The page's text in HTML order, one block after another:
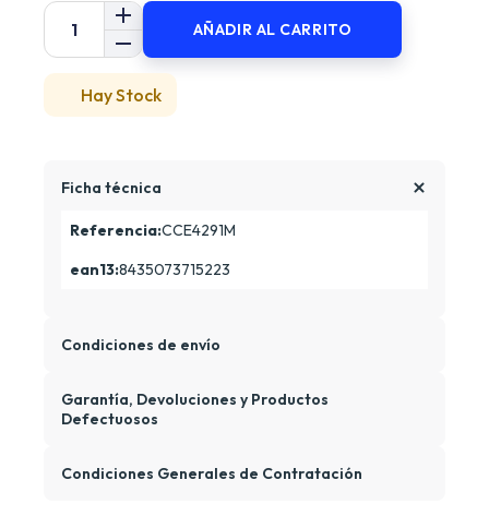
AÑADIR AL CARRITO
Hay Stock
Ficha técnica
Referencia:CCE4291M
ean13:8435073715223
Condiciones de envío
Garantía, Devoluciones y Productos
Defectuosos
Condiciones Generales de Contratación